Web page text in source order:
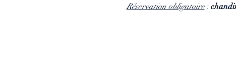
Réservation obligatoire :